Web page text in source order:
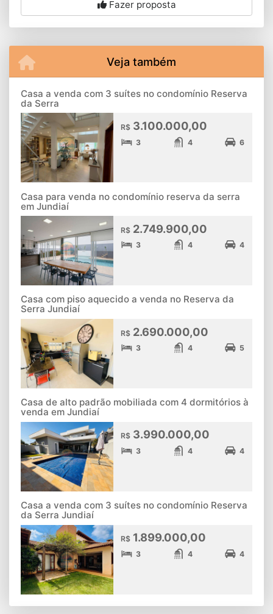
Fazer proposta
Veja também
Casa a venda com 3 suítes no condomínio Reserva
da Serra
R$ 3.100.000,00
3 4 6
Casa para venda no condomínio reserva da serra
em Jundiaí
R$ 2.749.900,00
3 4 4
Casa com piso aquecido a venda no Reserva da
Serra Jundiaí
R$ 2.690.000,00
3 4 5
Casa de alto padrão mobiliada com 4 dormitórios à
venda em Jundiaí
R$ 3.990.000,00
3 4 4
Casa a venda com 3 suítes no condomínio Reserva
da Serra Jundiaí
R$ 1.899.000,00
3 4 4